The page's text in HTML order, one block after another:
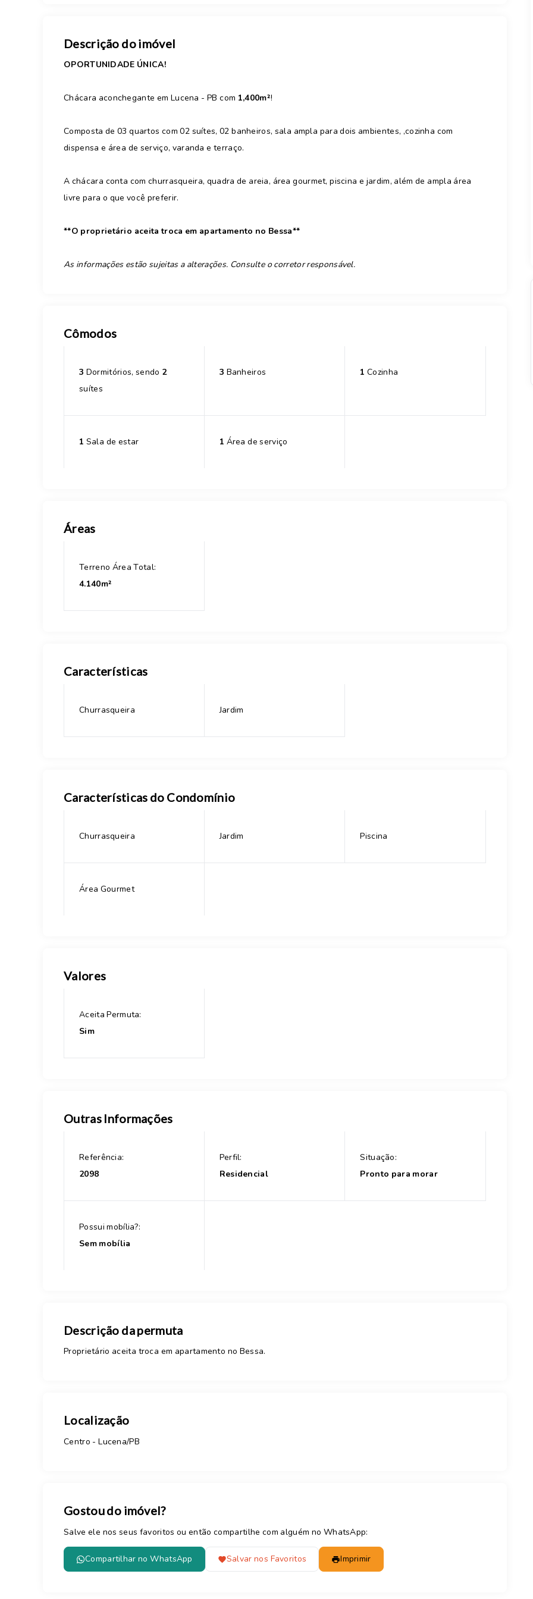
Descrição do imóvel
OPORTUNIDADE ÚNICA!
Chácara aconchegante em Lucena - PB com 1,400m²!
Composta de 03 quartos com 02 suítes, 02 banheiros, sala ampla para dois ambientes, ,cozinha com
dispensa e área de serviço, varanda e terraço.
A chácara conta com churrasqueira, quadra de areia, área gourmet, piscina e jardim, além de ampla área
livre para o que você preferir.
**O proprietário aceita troca em apartamento no Bessa**
As informações estão sujeitas a alterações. Consulte o corretor responsável.
Cômodos
3 Dormitórios, sendo 2
suítes
3 Banheiros 1 Cozinha
1 Sala de estar 1 Área de serviço
Áreas
Terreno Área Total:
4.140m²
Características
Churrasqueira Jardim
Características do Condomínio
Churrasqueira Jardim Piscina
Área Gourmet
Valores
Aceita Permuta:
Sim
Outras Informações
Referência:
2098
Perfil:
Residencial
Situação:
Pronto para morar
Possui mobília?:
Sem mobília
Descrição da permuta
Proprietário aceita troca em apartamento no Bessa.
Localização
Centro - Lucena/PB
Gostou do imóvel?
Salve ele nos seus favoritos ou então compartilhe com alguém no WhatsApp:
Compartilhar no WhatsApp Salvar nos Favoritos Imprimir